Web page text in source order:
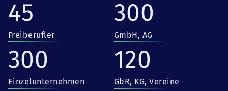
45
Freiberufler
300
GmbH, AG
300
Einzelunternehmen
120
GbR, KG, Vereine